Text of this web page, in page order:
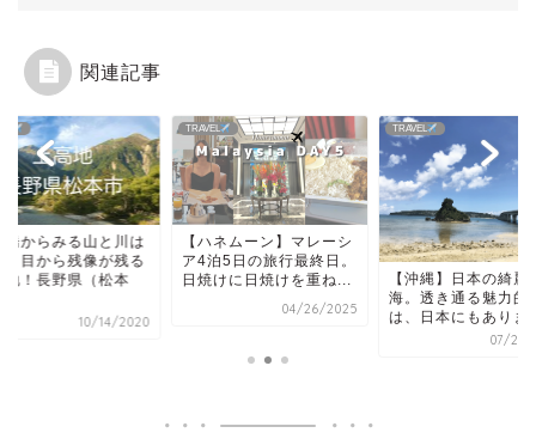
関連記事
橋からみる山と川は
。目から残像が残る
地！長野県（松本
10/14/2020
TRAVEL
【ハネムーン】マレーシ
ア4泊5日の旅行最終日。
日焼けに日焼けを重ね...
04/26/2025
TRAVEL
【沖縄】日本の綺麗
海。透き通る魅力的
は、日本にもありま
07/24/